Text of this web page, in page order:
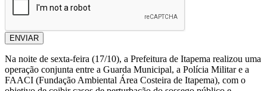
ENVIAR
Na noite de sexta-feira (17/10), a Prefeitura de Itapema realizou uma
operação conjunta entre a Guarda Municipal, a Polícia Militar e a
FAACI (Fundação Ambiental Área Costeira de Itapema), com o